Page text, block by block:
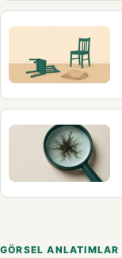
GÖRSEL ANLATIMLAR